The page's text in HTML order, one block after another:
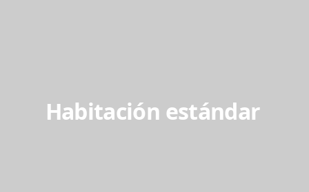
Habitación estándar